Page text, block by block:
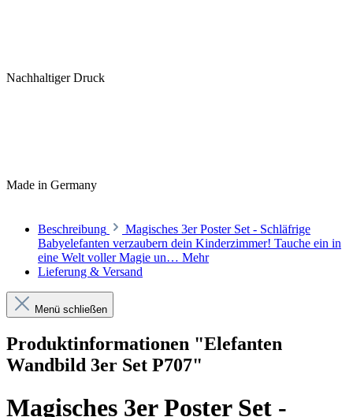
Nachhaltiger Druck
Made in Germany
Beschreibung
Magisches 3er Poster Set - Schläfrige
Babyelefanten verzaubern dein Kinderzimmer! Tauche ein in
eine Welt voller Magie un… Mehr
Lieferung & Versand
Menü schließen
Produktinformationen "Elefanten
Wandbild 3er Set P707"
Magisches 3er Poster Set -